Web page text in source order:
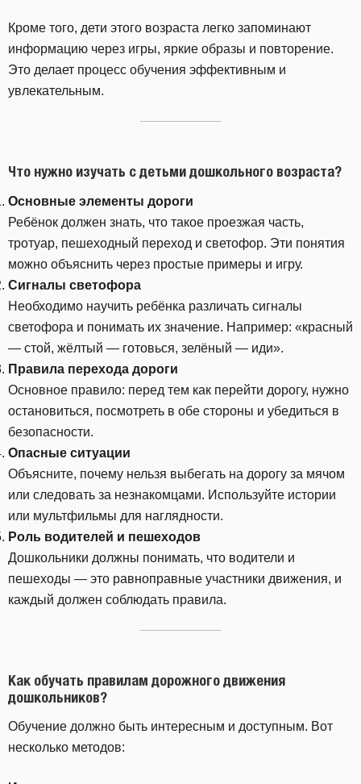
Кроме того, дети этого возраста легко запоминают
информацию через игры, яркие образы и повторение.
Это делает процесс обучения эффективным и
увлекательным.
Что нужно изучать с детьми дошкольного возраста?
Основные элементы дороги
Ребёнок должен знать, что такое проезжая часть,
тротуар, пешеходный переход и светофор. Эти понятия
можно объяснить через простые примеры и игру.
Сигналы светофора
Необходимо научить ребёнка различать сигналы
светофора и понимать их значение. Например: «красный
— стой, жёлтый — готовься, зелёный — иди».
Правила перехода дороги
Основное правило: перед тем как перейти дорогу, нужно
остановиться, посмотреть в обе стороны и убедиться в
безопасности.
Опасные ситуации
Объясните, почему нельзя выбегать на дорогу за мячом
или следовать за незнакомцами. Используйте истории
или мультфильмы для наглядности.
Роль водителей и пешеходов
Дошкольники должны понимать, что водители и
пешеходы — это равноправные участники движения, и
каждый должен соблюдать правила.
Как обучать правилам дорожного движения
дошкольников?
Обучение должно быть интересным и доступным. Вот
несколько методов: